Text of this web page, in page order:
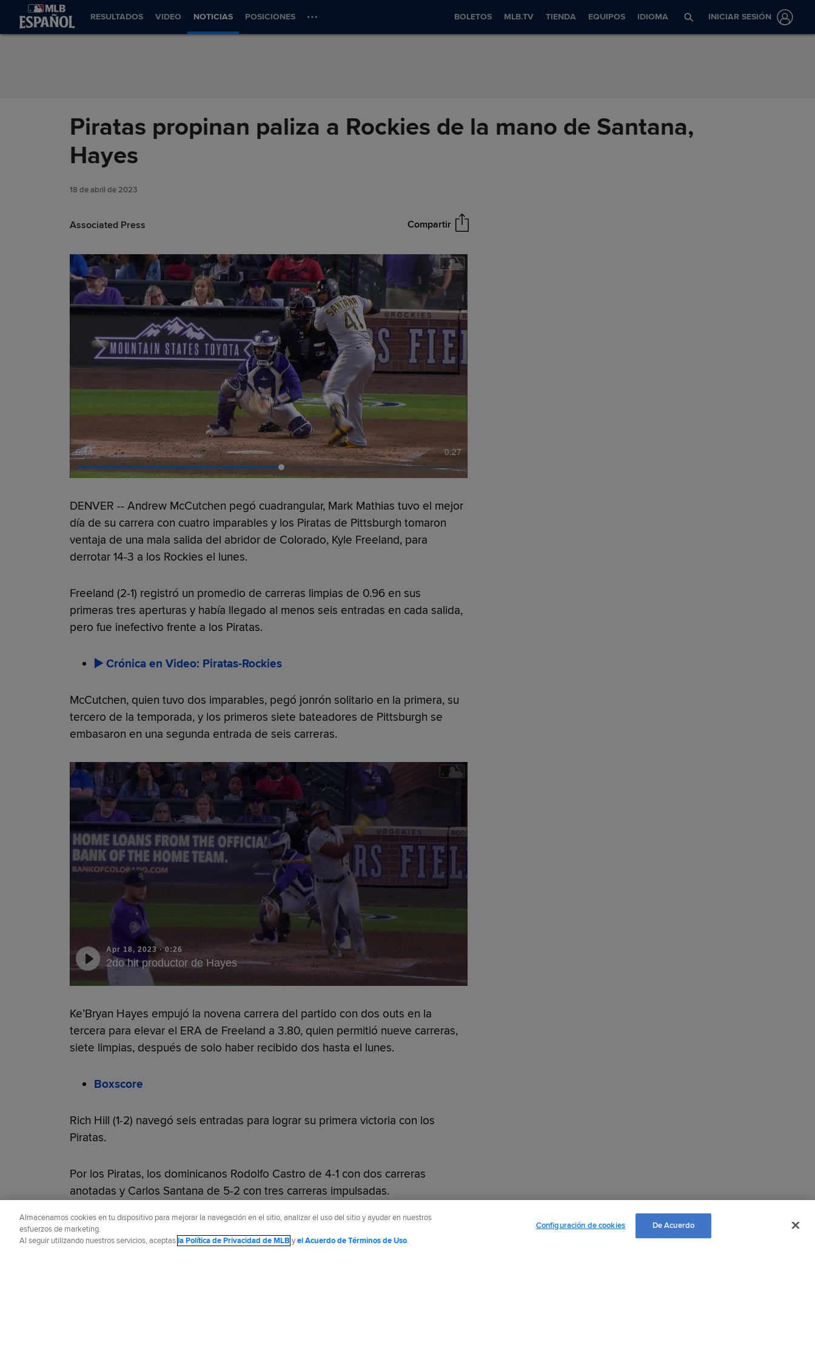
Saltar al Contenido
RESULTADOS VIDEO NOTICIAS POSICIONES BOLETOS MLB.TV TIENDA EQUIPOS IDIOMA INICIAR SESIÓN
Piratas propinan paliza a Rockies de la mano de Santana,
Hayes
18 de abril de 2023
Associated Press Compartir
0:15 0:27
DENVER -- Andrew McCutchen pegó cuadrangular, Mark Mathias tuvo el mejor
día de su carrera con cuatro imparables y los Piratas de Pittsburgh tomaron
ventaja de una mala salida del abridor de Colorado, Kyle Freeland, para
derrotar 14-3 a los Rockies el lunes.
Freeland (2-1) registró un promedio de carreras limpias de 0.96 en sus
primeras tres aperturas y había llegado al menos seis entradas en cada salida,
pero fue inefectivo frente a los Piratas.
▶️ Crónica en Video: Piratas-Rockies
McCutchen, quien tuvo dos imparables, pegó jonrón solitario en la primera, su
tercero de la temporada, y los primeros siete bateadores de Pittsburgh se
embasaron en una segunda entrada de seis carreras.
Apr 18, 2023· 0:26
2do hit productor de Hayes
Ke’Bryan Hayes empujó la novena carrera del partido con dos outs en la
tercera para elevar el ERA de Freeland a 3.80, quien permitió nueve carreras,
siete limpias, después de solo haber recibido dos hasta el lunes.
Boxscore
Rich Hill (1-2) navegó seis entradas para lograr su primera victoria con los
Piratas.
Por los Piratas, los dominicanos Rodolfo Castro de 4-1 con dos carreras
anotadas y Carlos Santana de 5-2 con tres carreras impulsadas.
¿Te gustó este artículo?
Almacenamos cookies en tu dispositivo para mejorar la navegación en el sitio, analizar el uso del sitio y ayudar en nuestros
esfuerzos de marketing.
Al seguir utilizando nuestros servicios, aceptasla Política de Privacidad de MLB yel Acuerdo de Términos de Uso.
Configuración de cookies De Acuerdo